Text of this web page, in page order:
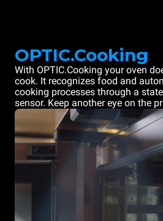
OPTIC.Cooking
With OPTIC.Cooking your oven
cook. It recognizes food and
cooking processes through a
sensor. Keep another eye on the